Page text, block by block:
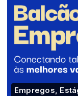
Empregos,